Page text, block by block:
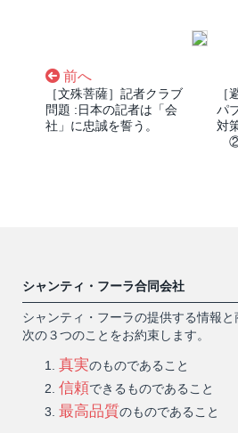
前へ
［文殊菩薩］記者クラブ
問題 :日本の記者は「会
社」に忠誠を誓う。
［
パ
対
シャンティ・フーラ合同会社
シャンティ・フーラの提供する情報
次の３つのことをお約束します。
真実のものであること
信頼できるものであること
最高品質のものであること